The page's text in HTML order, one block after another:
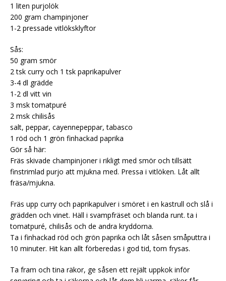
1 liten purjolök
200 gram champinjoner
1-2 pressade vitlöksklyftor
Sås:
50 gram smör
2 tsk curry och 1 tsk paprikapulver
3-4 dl grädde
1-2 dl vitt vin
3 msk tomatpuré
2 msk chilisås
salt, peppar, cayennepeppar, tabasco
1 röd och 1 grön finhackad paprika
Gör så här:
Fräs skivade champinjoner i rikligt med smör och tillsätt
finstrimlad purjo att mjukna med. Pressa i vitlöken. Låt allt
fräsa/mjukna.
Fräs upp curry och paprikapulver i smöret i en kastrull och slå i
grädden och vinet. Häll i svampfräset och blanda runt. ta i
tomatpuré, chilisås och de andra kryddorna.
Ta i finhackad röd och grön paprika och låt såsen småputtra i
10 minuter. Hit kan allt förberedas i god tid, tom frysas.
Ta fram och tina räkor, ge såsen ett rejält uppkok inför